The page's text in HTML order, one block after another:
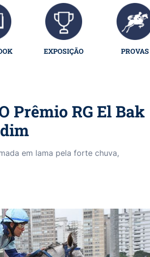
EXPOSIÇÃO PROVAS
Prêmio RG El Bak
em lama pela forte chuva,